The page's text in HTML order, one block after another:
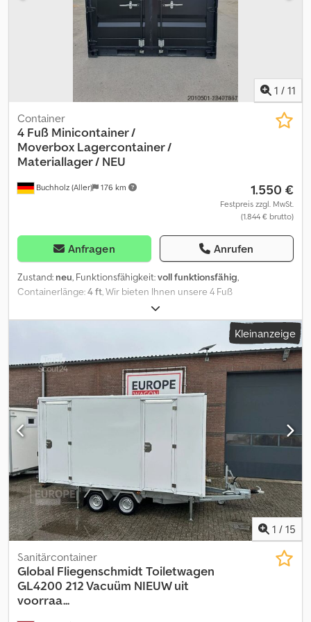
1 / 11
Buchholz (Aller) 176 km
Container
4 Fuß Minicontainer /
Moverbox Lagercontainer /
Materiallager / NEU
1.550 €
Festpreis zzgl. MwSt.
(1.844 € brutto)
Anfragen Anrufen
Zustand: neu, Funktionsfähigkeit:voll funktionsfähig,
Containerlänge:4 ft, Wir bieten Ihnen unsere 4 Fuß
Lagercontainer an. Der ideale Minilagercontainer, Moverbox für
Zuhause oder die Baustelle. Außenmaße Länge: 1.200 mm Breite:
2.200 mm Höhe: 2.260 mm Gewichttabelle Leergewicht: 670 kg
Max. Zuladung: 5.000 kg Rauminhalt: 6 m³ Alle Maßangaben sind
freibleibend. Werte können abweichen. Dsdeznyqijpfx Ap Ejkr
Abholung: Globaltainer GmbH, An der Autobahn 12 29690
Buchholz / Aller, Deutschland Deutschlandweite Lieferungen ggf.
mit Entladung durch LKW mit Ladekran Zwecks einer Anlieferung
kontaktieren Sie uns und wir erstellen Ihnen ein Angebot. Wir
freuen uns auf Ihre Anfrage ! Team Globaltainer
Kleinanzeige
1 / 15
Sanitärcontainer
Global Fliegenschmidt Toiletwagen
GL4200 212 Vacuüm NIEUW uit
voorraa...